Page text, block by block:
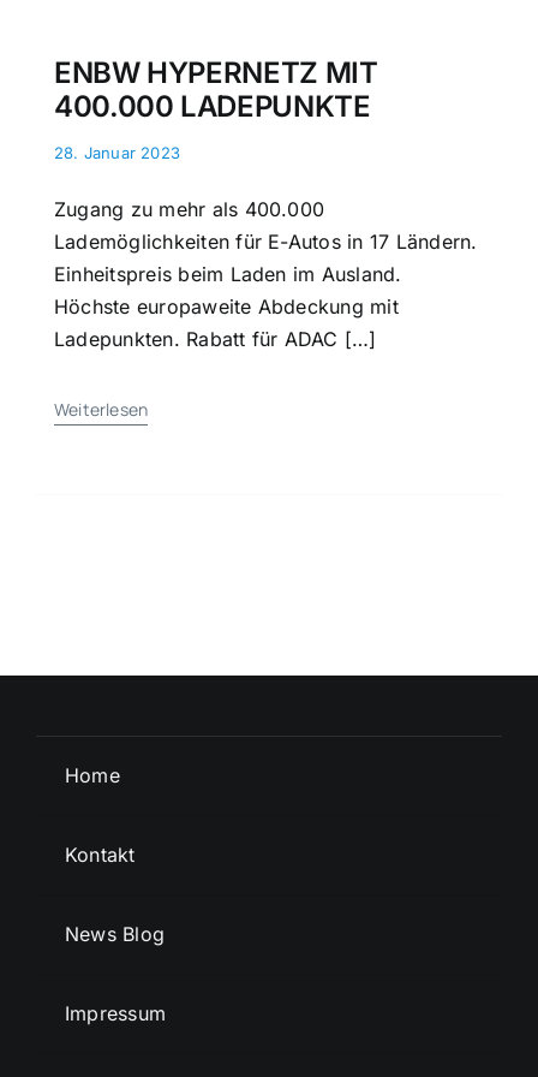
ENBW HYPERNETZ MIT
400.000 LADEPUNKTE
28. Januar 2023
Zugang zu mehr als 400.000
Lademöglichkeiten für E-Autos in 17 Ländern.
Einheitspreis beim Laden im Ausland.
Höchste europaweite Abdeckung mit
Ladepunkten. Rabatt für ADAC […]
Weiterlesen
Home
Kontakt
News Blog
Impressum